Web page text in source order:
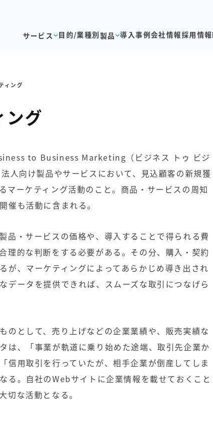
サービス 目的/業種別製品 導入事例会社情報採用情報
ィング
ング
to Business Marketing（ビジネス トゥ ビジ
人向け製品やサービスにおいて、見込顧客の新規獲
マーケティング活動のこと。商品・サービスの周知
催も活動に含まれる。
品・サービスの価格や、導入することで得られる費
理的な判断をする必要がある。その分、購入・契約
が、マーケティングによってあらかじめ導き出され
データを提供できれば、スムーズな取引につなげら
のとして、売り上げなどの企業業績や、販売実績な
は、「事業が軌道に乗り始めた途端、取引先企業か
信用取引を行っていたが、相手企業が倒産してしま
る。自社のWebサイトに企業情報を載せておくこと
切な活動となる。